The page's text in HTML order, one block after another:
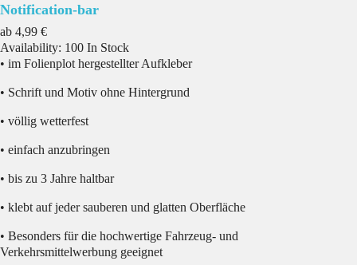
Notification-bar
ab Preis
4,99 €
Availability: 100 In Stock
• im Folienplot hergestellter Aufkleber
• Schrift und Motiv ohne Hintergrund
• völlig wetterfest
• einfach anzubringen
• bis zu 3 Jahre haltbar
• klebt auf jeder sauberen und glatten Oberfläche
• Besonders für die hochwertige Fahrzeug- und
Verkehrsmittelwerbung geeignet